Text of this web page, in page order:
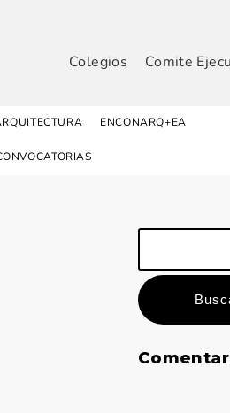
Colegios Comite
ENCONARQ+EA
Buscar: